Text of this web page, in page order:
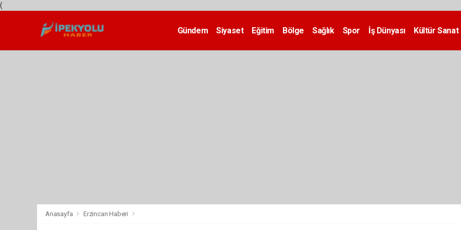
(
Gündem Siyaset Eğitim Bölge Sağlık Spor İş Dünyası Kültür Sanat
Anasayfa Erzincan Haberi